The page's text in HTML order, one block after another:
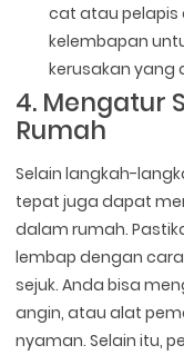
cat atau
kelembapan
kerusakan yang
4. Mengatur
Rumah
Selain langkah-
tepat juga dapat
dalam rumah.
lembap dengan
sejuk. Anda bisa
angin, atau alat
nyaman. Selain itu,